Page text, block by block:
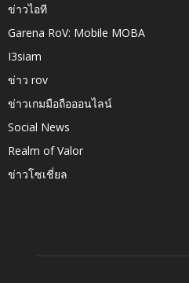
ข่าวไอที
Garena RoV: Mobile MOBA
I3siam
ข่าว rov
ข่าวเกมมือถือออนไลน์
Social News
Realm of Valor
ข่าวโซเชี่ยล